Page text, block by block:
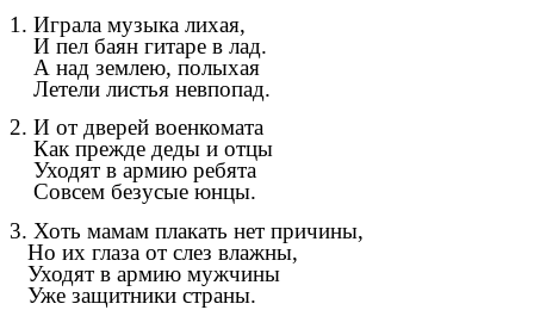
1. Играла музыка лихая,
И пел баян гитаре в лад.
А над землею, полыхая
Летели листья невпопад.
2. И от дверей военкомата
Как прежде деды и отцы
Уходят в армию ребята
Совсем безусые юнцы.
3. Хоть мамам плакать нет причины,
Но их глаза от слез влажны,
Уходят в армию мужчины
Уже защитники страны.